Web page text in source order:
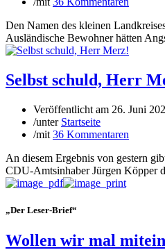
Den Namen des kleinen
Ausländische Bewohner hätten
Selbst schuld, Herr
Veröffentlicht am 26. Juni
/unter Startseite
/mit 36 Kommentaren
An diesem Ergebnis von gestern
CDU-Amtsinhaber Jürgen Köpper
„Der Leser-Brief“
Wollen wir mal